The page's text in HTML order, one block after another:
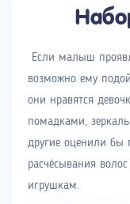
Если малыш
возможно ему
они нравятся
помадками,
другие оценили бы
расчёсывания
игрушкам.